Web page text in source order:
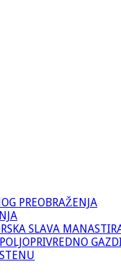
PREOBRAŽENJA
SLAVA